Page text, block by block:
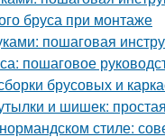
бруса при монтаже
пошаговая
пошаговое
брусовых и
и шишек:
стиле: